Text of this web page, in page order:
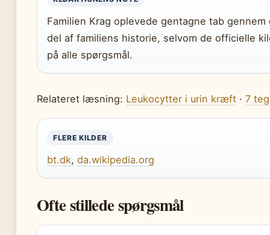
Familien Krag oplevede gentagne tab
del af familiens historie, selvom de officielle
på alle spørgsmål.
Relateret læsning: Leukocytter i urin kræft · 7
FLERE KILDER
bt.dk, da.wikipedia.org
Ofte stillede spørgsmål